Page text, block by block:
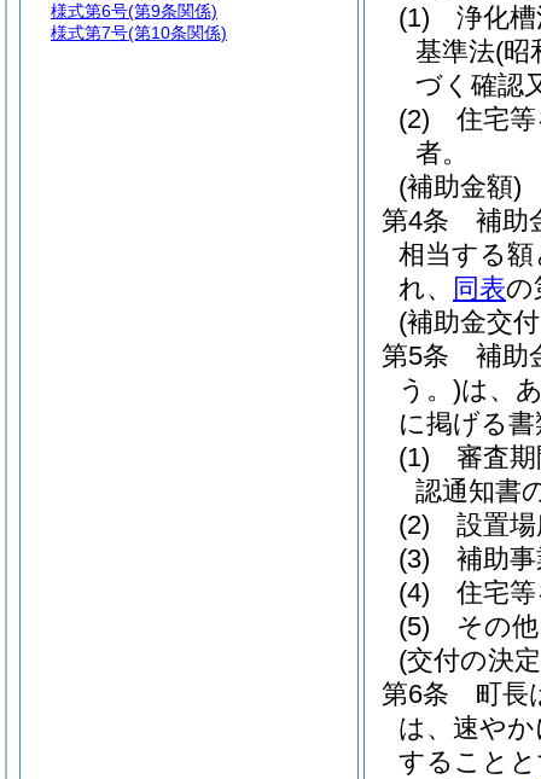
(1)
浄化
基準法(昭
づく確認
(2)
住宅
者。
(補助金額)
第4条
補助
相当する
れ、
同表の
(補助金交
第5条
補助
う。)は、
に掲げる
(1)
審査
認通知書
(2)
設置
(3)
補助
(4)
住宅
(5)
その
(交付の決
第6条
町長
は、速や
すること
様式第6号(第9条関係)
様式第7号(第10条関係)